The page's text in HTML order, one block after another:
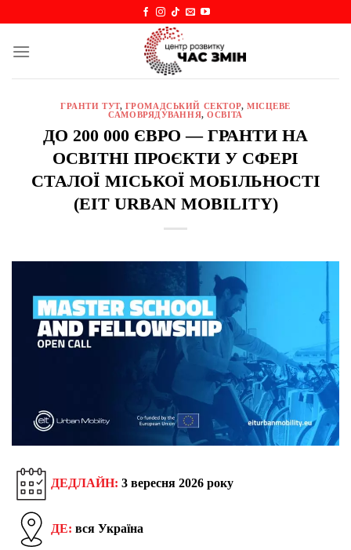
content
ГРАНТИ ТУТ, ГРОМАДСЬКИЙ СЕКТОР,МІСЦЕВЕ
САМОВРЯДУВАННЯ,ОСВІТА
ДО 200 000 ЄВРО — ГРАНТИ НА
ОСВІТНІ ПРОЄКТИ У СФЕРІ
СТАЛОЇ МІСЬКОЇ МОБІЛЬНОСТІ
(EIT URBAN MOBILITY)
ДЕДЛАЙН: 3 вересня 2026 року
ДЕ: вся Україна